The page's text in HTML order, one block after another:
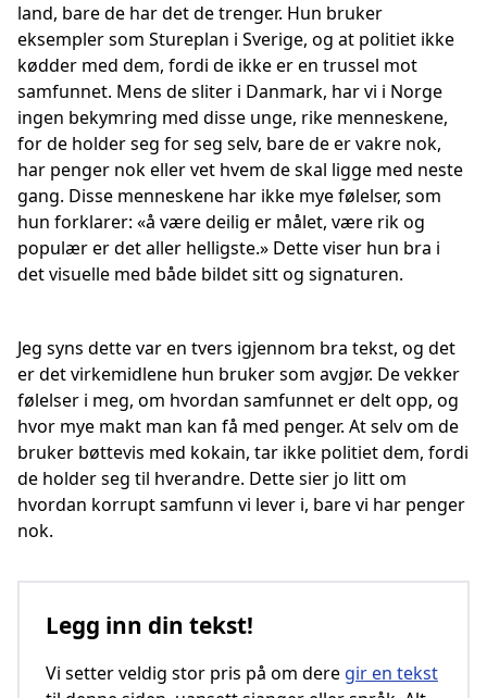
land, bare de har det de trenger. Hun bruker
eksempler som Stureplan i Sverige, og at politiet ikke
kødder med dem, fordi de ikke er en trussel mot
samfunnet. Mens de sliter i Danmark, har vi i Norge
ingen bekymring med disse unge, rike menneskene,
for de holder seg for seg selv, bare de er vakre nok,
har penger nok eller vet hvem de skal ligge med neste
gang. Disse menneskene har ikke mye følelser, som
hun forklarer: «å være deilig er målet, være rik og
populær er det aller helligste.» Dette viser hun bra i
det visuelle med både bildet sitt og signaturen.
Jeg syns dette var en tvers igjennom bra tekst, og det
er det virkemidlene hun bruker som avgjør. De vekker
følelser i meg, om hvordan samfunnet er delt opp, og
hvor mye makt man kan få med penger. At selv om de
bruker bøttevis med kokain, tar ikke politiet dem, fordi
de holder seg til hverandre. Dette sier jo litt om
hvordan korrupt samfunn vi lever i, bare vi har penger
nok.
Legg inn din tekst!
Vi setter veldig stor pris på om dere gir en tekst